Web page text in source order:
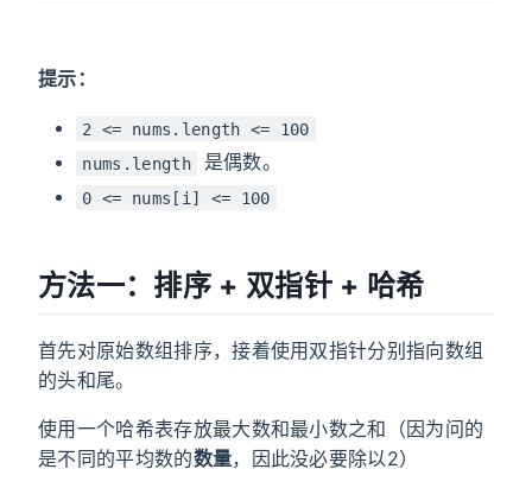
提示：
2 <= nums.length <= 100
nums.length
是偶数。
0 <= nums[i] <= 100
方法一：排序 + 双指针 + 哈希
首先对原始数组排序，接着使用双指针分别指向数组
的头和尾。
使用一个哈希表存放最大数和最小数之和（因为问的
是不同的平均数的数量，因此没必要除以2）